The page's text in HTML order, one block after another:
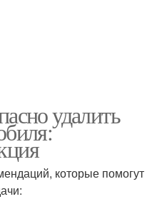
удалить
которые помогут